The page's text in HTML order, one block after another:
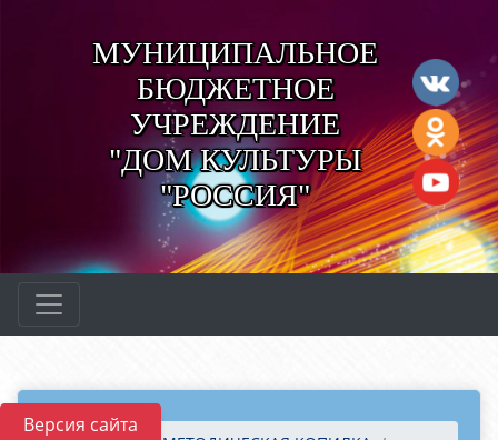
Версия сайта
МУНИЦИПАЛЬНОЕ
БЮДЖЕТНОЕ
УЧРЕЖДЕНИЕ
"ДОМ КУЛЬТУРЫ
"РОССИЯ"